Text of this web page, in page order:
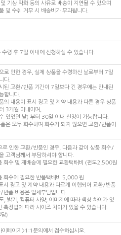
기상 악화 등의 사유로 배송이 지연될 수 있으며
및 수취 거부 시 배송비가 부과됩니다.
수령 후 7일 이내에 신청하실 수 있습니다.
로 인한 경우, 실제 상품을 수령하신 날로부터 7일
다.
된 교환/반품 기간이 7일보다 긴 경우에는 안내된
합니다.
의 내용이 표시 광고 및 계약 내용과 다른 경우 상품
3개월 이내이며,
있었던 날) 부터 30일 이내 신청이 가능합니다.
은 모두 회수하며 회수가 되지 않으면 교환/반품이
로 인한 교환/반품인 경우, 다음과 같이 상품 회수/
고객님께서 부담하셔야 합니다.
회수 및 재배송에 필요한 교환택배비 (편도2,500원
회수에 필요한 반품택배비 5,000 원
시 광고 및 계약 내용과 다르게 이행되어 교환/반품
반품 비용은 업체부담입니다.
, 밝기, 컴퓨터 사양, 이미지에 따라 색상 차이가 있
측정법에 따라 사이즈 차이가 있을 수 있습니다.
담)
페이지>1:1문의에서 접수하십시오.